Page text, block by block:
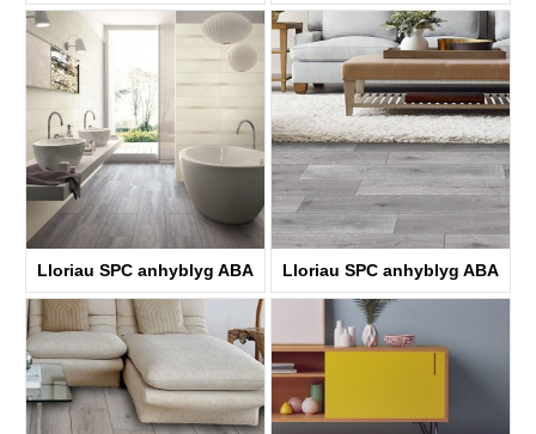
KTV8033 KTV8034
Lloriau SPC anhyblyg ABA
KTV8035
Lloriau SPC anhyblyg ABA
KTV4058